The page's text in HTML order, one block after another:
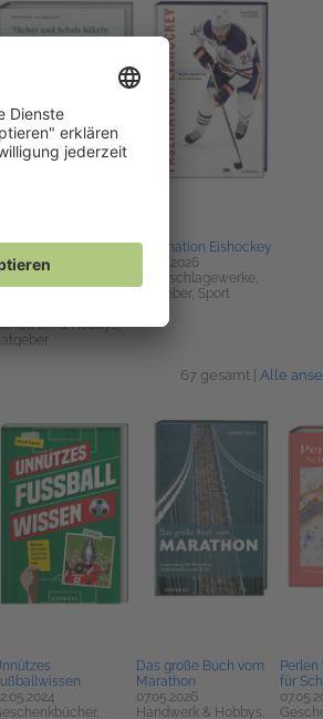
und Schals
in grafischen
& Hobbys,
Faszination Eishockey
20.08.2026
Nachschlagewerke,
Ratgeber, Sport
67 gesamt | Alle
Das große Buch vom
Marathon
07.05.2026
Handwerk & Hobbys,
Perlen
für